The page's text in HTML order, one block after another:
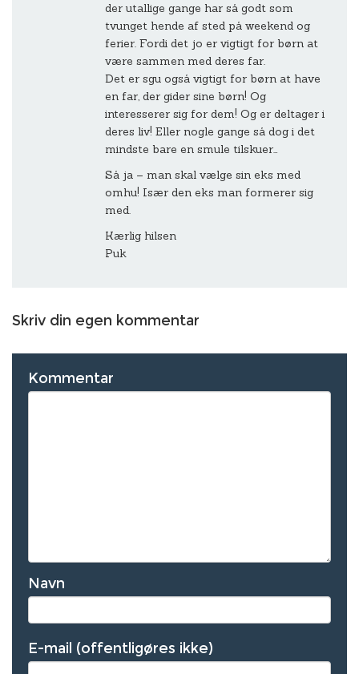
der utallige gange har så godt som
tvunget hende af sted på weekend og
ferier. Fordi det jo er vigtigt for børn at
være sammen med deres far.
Det er sgu også vigtigt for børn at have
en far, der gider sine børn! Og
interesserer sig for dem! Og er deltager i
deres liv! Eller nogle gange så dog i det
mindste bare en smule tilskuer…
Så ja – man skal vælge sin eks med
omhu! Især den eks man formerer sig
med.
Kærlig hilsen
Puk
Skriv din egen kommentar
Kommentar
Navn
E-mail (offentligøres ikke)